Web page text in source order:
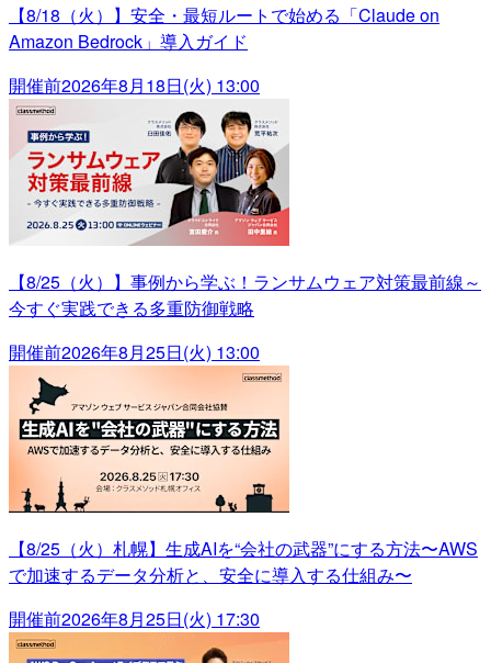
【8/18（火）】安全・最短ルートで始める「Claude on
Amazon Bedrock」導入ガイド
開催前2026年8月18日(火) 13:00
【8/25（火）】事例から学ぶ！ランサムウェア対策最前線～
今すぐ実践できる多重防御戦略
開催前2026年8月25日(火) 13:00
【8/25（火）札幌】生成AIを“会社の武器”にする方法〜AWS
で加速するデータ分析と、安全に導入する仕組み〜
開催前2026年8月25日(火) 17:30